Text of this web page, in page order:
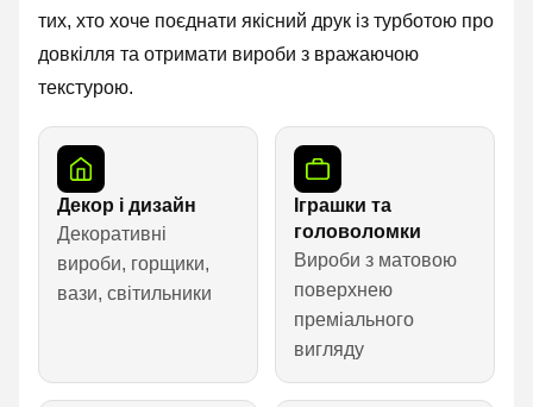
тих, хто хоче поєднати якісний друк із турботою про
довкілля та отримати вироби з вражаючою
текстурою.
Декор і дизайн
Декоративні
вироби, горщики,
вази, світильники
Іграшки та
головоломки
Вироби з матовою
поверхнею
преміального
вигляду